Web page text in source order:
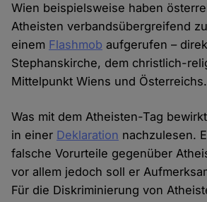
Wien beispielsweise haben
Atheisten verbandsübergreifend zu
einem Flashmob aufgerufen –
Stephanskirche, dem christlich-
Mittelpunkt Wiens und Österreichs.
Was mit dem Atheisten-Tag
in einer Deklaration nachzulesen.
falsche Vorurteile gegenüber
vor allem jedoch soll er
Für die Diskriminierung von